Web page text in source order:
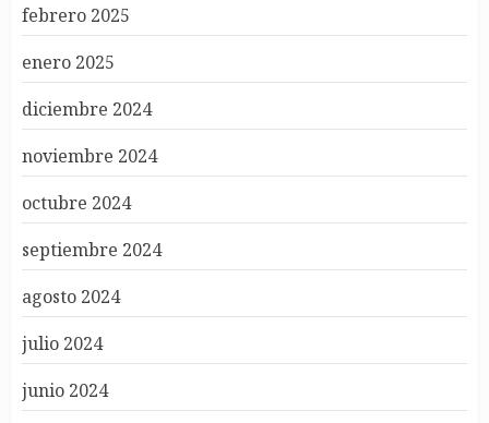
febrero 2025
enero 2025
diciembre 2024
noviembre 2024
octubre 2024
septiembre 2024
agosto 2024
julio 2024
junio 2024